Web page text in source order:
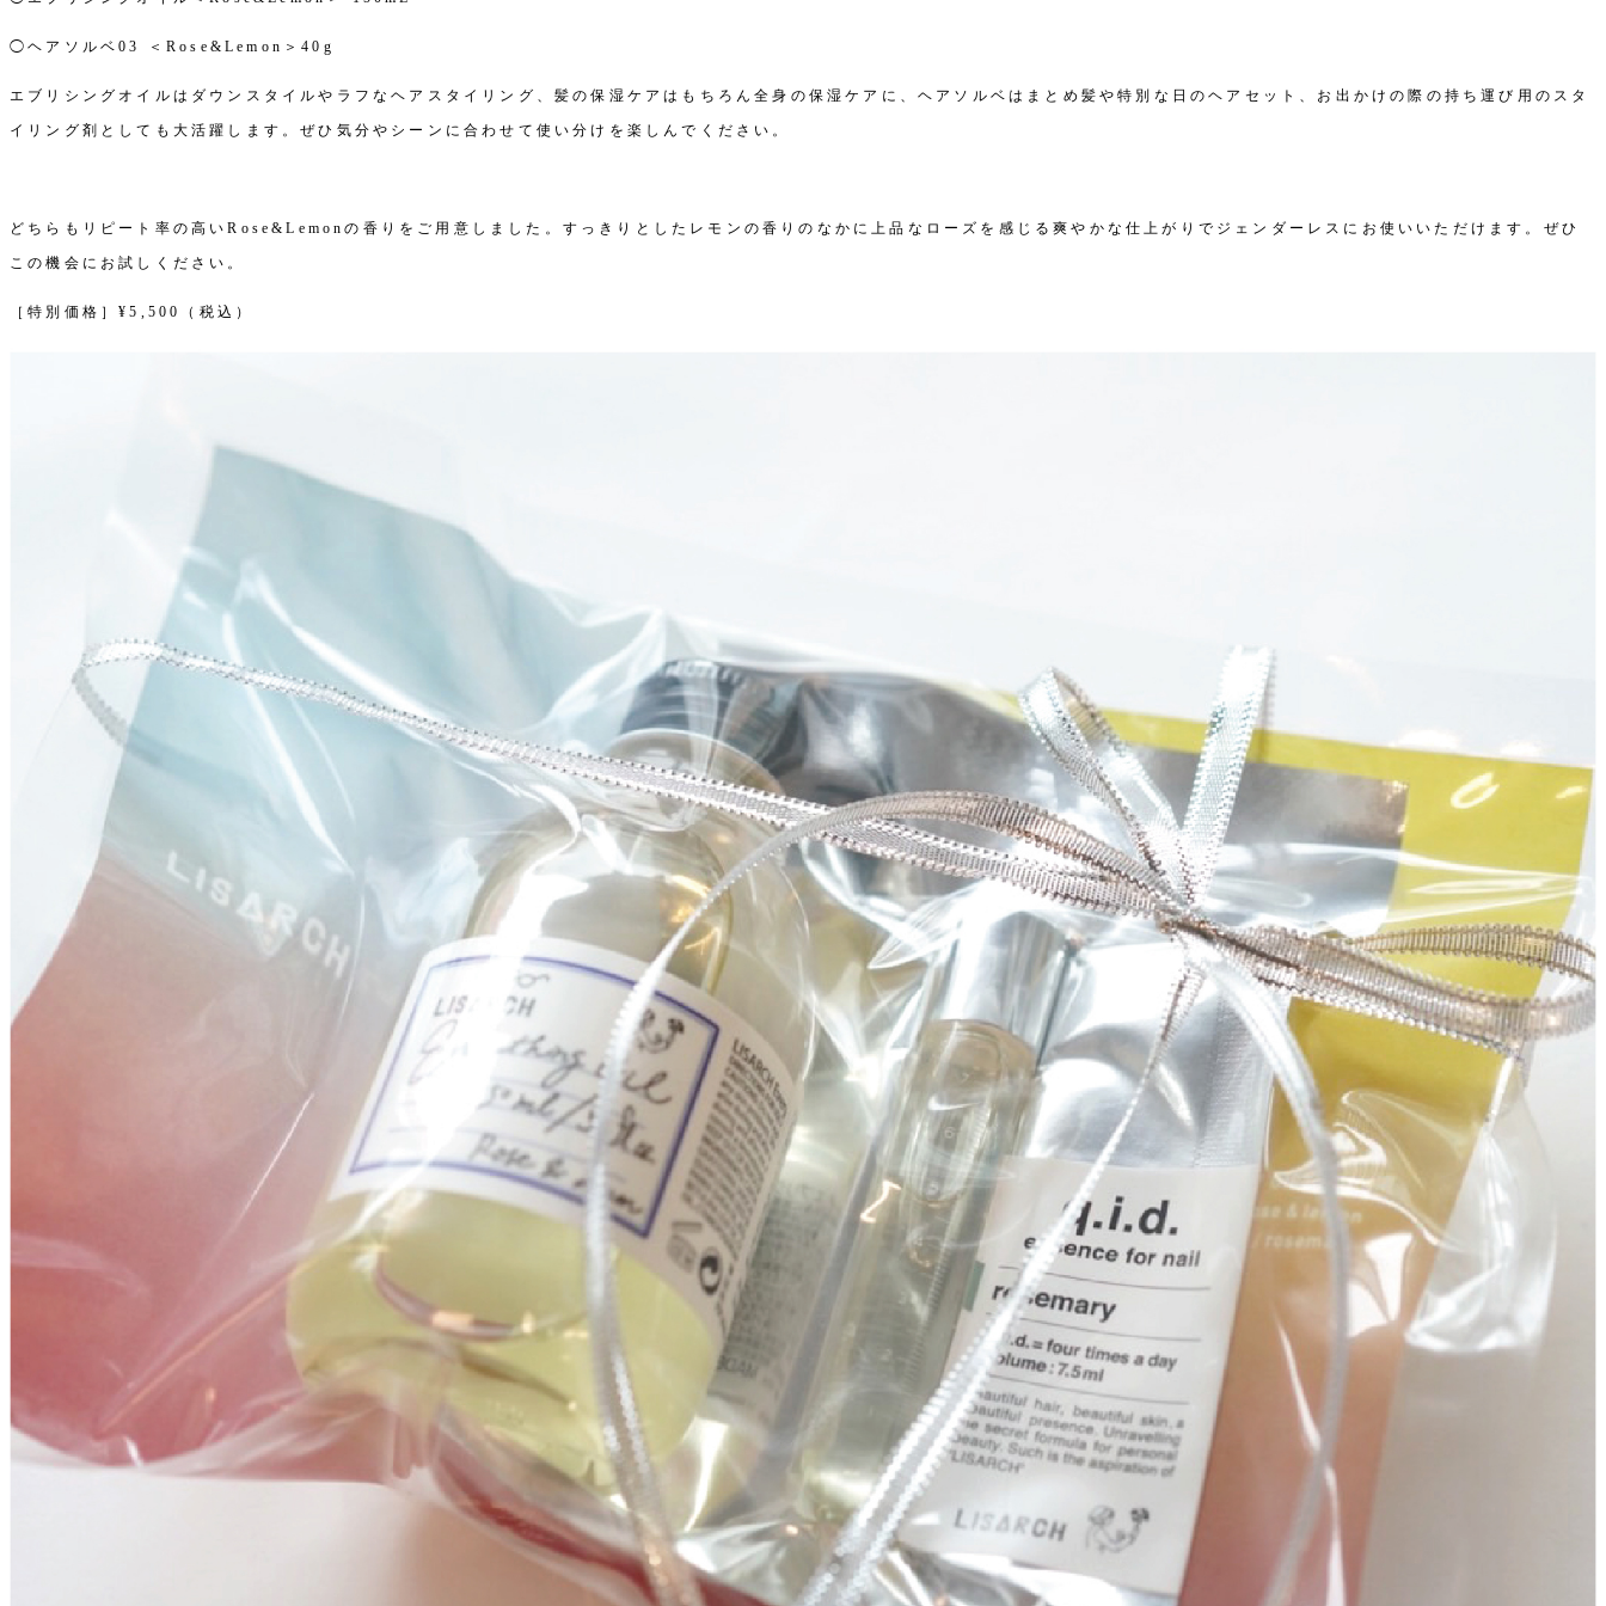
◯ヘアソルベ03 ＜Rose&Lemon＞40g
エブリシングオイルはダウンスタイルやラフなヘアスタイリング、髪の保湿ケアはもちろん全身の保湿ケアに、ヘアソルベはまとめ髪や特別な日のヘアセット、お出かけの際の持ち運び用のスタ
イリング剤としても大活躍します。ぜひ気分やシーンに合わせて使い分けを楽しんでください。
どちらもリピート率の高いRose&Lemonの香りをご用意しました。すっきりとしたレモンの香りのなかに上品なローズを感じる爽やかな仕上がりでジェンダーレスにお使いいただけます。ぜひ
この機会にお試しください。
［特別価格］¥5,500（税込）